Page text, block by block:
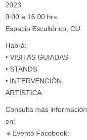
2023
9:00 a 16:00 hrs.
Espacio Escultórico, CU.
Habrá:
• VISITAS GUIADAS
• STANDS
• INTERVENCIÓN
ARTÍSTICA
Consulta más información
en:
🔹Evento Facebook: